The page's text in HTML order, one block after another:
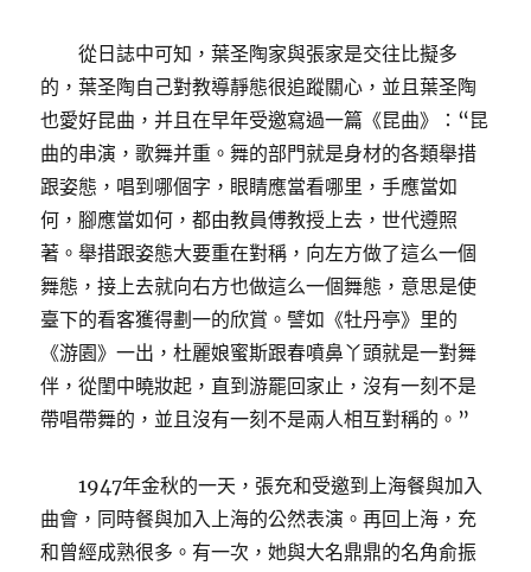
從日誌中可知，葉圣陶家與張家是交往比擬多
的，葉圣陶自己對教導靜態很追蹤關心，並且葉圣陶
也愛好昆曲，并且在早年受邀寫過一篇《昆曲》：“昆
曲的串演，歌舞并重。舞的部門就是身材的各類舉措
跟姿態，唱到哪個字，眼睛應當看哪里，手應當如
何，腳應當如何，都由教員傅教授上去，世代遵照
著。舉措跟姿態大要重在對稱，向左方做了這么一個
舞態，接上去就向右方也做這么一個舞態，意思是使
臺下的看客獲得劃一的欣賞。譬如《牡丹亭》里的
《游園》一出，杜麗娘蜜斯跟春噴鼻丫頭就是一對舞
伴，從閨中曉妝起，直到游罷回家止，沒有一刻不是
帶唱帶舞的，並且沒有一刻不是兩人相互對稱的。”
1947年金秋的一天，張充和受邀到上海餐與加入
曲會，同時餐與加入上海的公然表演。再回上海，充
和曾經成熟很多。有一次，她與大名鼎鼎的名角俞振